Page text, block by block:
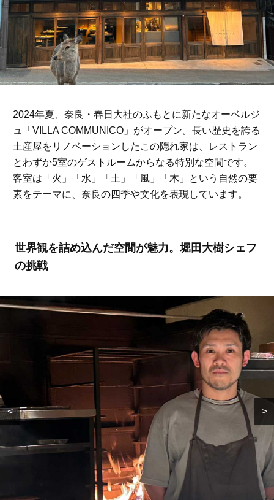
2024年夏、奈良・春日大社のふもとに新たなオーベルジ
ュ「VILLA COMMUNICO」がオープン。長い歴史を誇る
土産屋をリノベーションしたこの隠れ家は、レストラン
とわずか5室のゲストルームからなる特別な空間です。
客室は「火」「水」「土」「風」「木」という自然の要
素をテーマに、奈良の四季や文化を表現しています。
世界観を詰め込んだ空間が魅力。堀田大樹シェフ
の挑戦
< >